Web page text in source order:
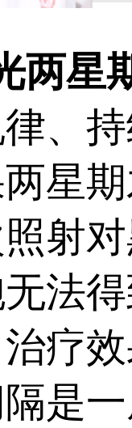
星期
、
星
射
法
疗
是